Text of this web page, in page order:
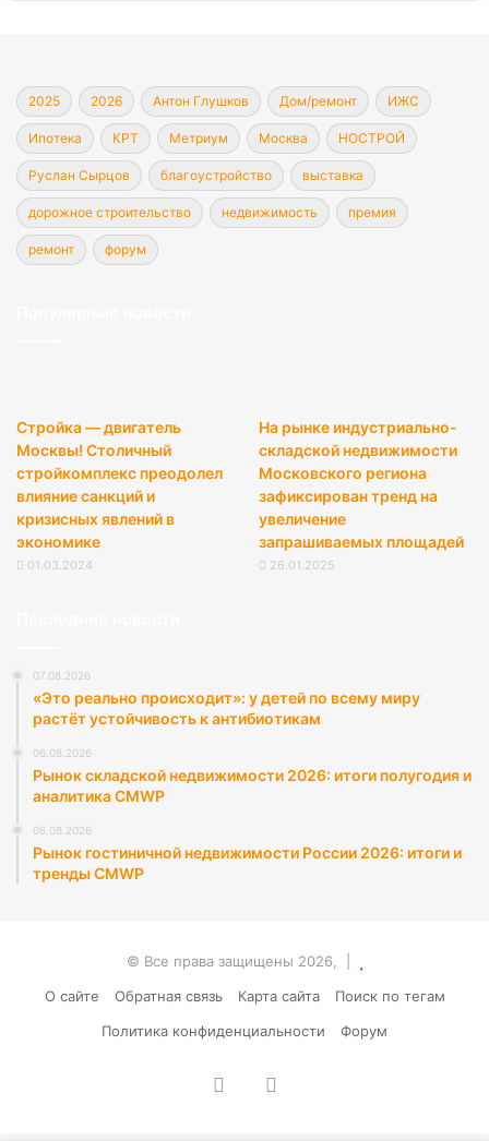
2025 2026 Антон Глушков Дом/ремонт ИЖС
Ипотека КРТ Метриум Москва НОСТРОЙ
Руслан Сырцов благоустройство выставка
дорожное строительство недвижимость премия
ремонт форум
Стройка — двигатель
Москвы! Столичный
стройкомплекс преодолел
влияние санкций и
кризисных явлений в
экономике
01.03.2024
На рынке индустриально-
складской недвижимости
Московского региона
зафиксирован тренд на
увеличение
запрашиваемых площадей
26.01.2025
07.08.2026
«Это реально происходит»: у детей по всему миру
растёт устойчивость к антибиотикам
06.08.2026
Рынок складской недвижимости 2026: итоги полугодия и
аналитика CMWP
06.08.2026
Рынок гостиничной недвижимости России 2026: итоги и
тренды CMWP
© Все права защищены 2026, |
О сайте
Обратная связь Карта сайта
Поиск по тегам
Политика конфиденциальности
Форум
vk.com